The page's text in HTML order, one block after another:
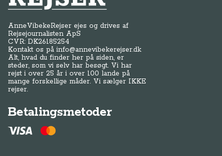
AnneVibekeRejser ejes og drives af
Rejsejournalisten ApS
CVR: DK26185254
Kontakt os påinfo@annevibekerejser.dk
Alt, hvad du finder her på siden, er
steder, som vi selv har besøgt. Vi har
rejst i over 25 år i over 100 lande på
mange forskellige måder. Vi sælger IKKE
rejser.
Betalingsmetoder